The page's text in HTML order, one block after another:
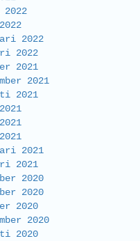
2022
2022
2021
2021
2021
2021
2021
2020
2020
2020
2020
2020